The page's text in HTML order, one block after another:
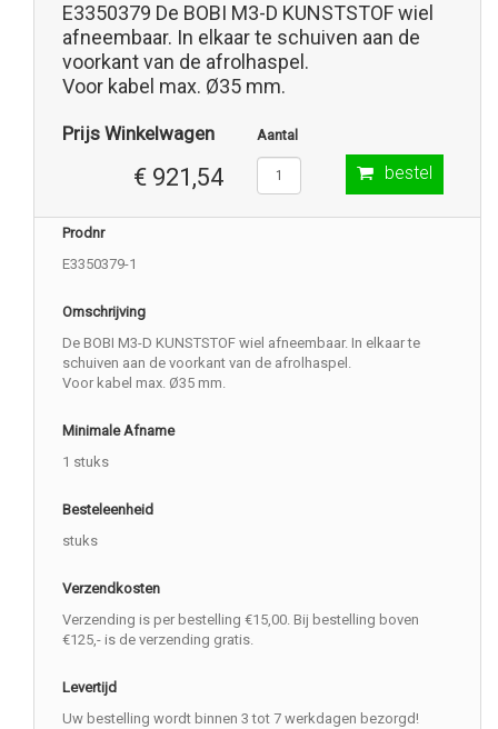
E3350379 De BOBI M3-D KUNSTSTOF wiel
afneembaar. In elkaar te schuiven aan de
voorkant van de afrolhaspel.
Voor kabel max. Ø35 mm.
Prijs Winkelwagen
€ 921,54
Aantal
bestel
Prodnr
E3350379-1
Omschrijving
De BOBI M3-D KUNSTSTOF wiel afneembaar. In elkaar te
schuiven aan de voorkant van de afrolhaspel.
Voor kabel max. Ø35 mm.
Minimale Afname
1 stuks
Besteleenheid
stuks
Verzendkosten
Verzending is per bestelling €15,00. Bij bestelling boven
€125,- is de verzending gratis.
Levertijd
Uw bestelling wordt binnen 3 tot 7 werkdagen bezorgd!